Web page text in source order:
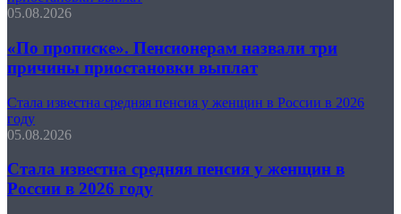
05.08.2026
«По прописке». Пенсионерам назвали три
причины приостановки выплат
Стала известна средняя пенсия у женщин в России в 2026
году
05.08.2026
Стала известна средняя пенсия у женщин в
России в 2026 году